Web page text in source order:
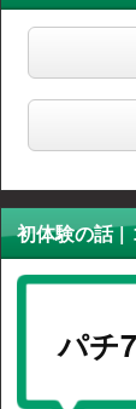
初体験の話 |
パチ